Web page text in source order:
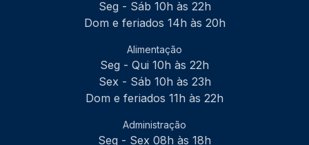
Seg - Sáb 10h às 22h
Dom e feriados 14h às 20h
Alimentação
Seg - Qui 10h às 22h
Sex - Sáb 10h às 23h
Dom e feriados 11h às 22h
Administração
Seg - Sex 08h às 18h